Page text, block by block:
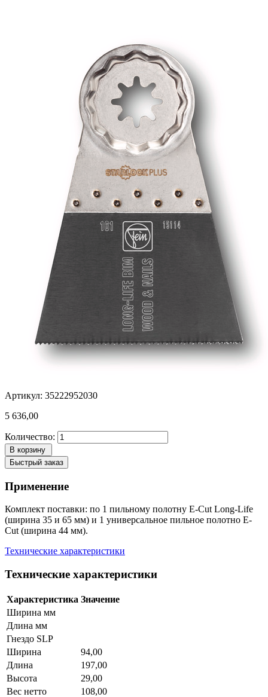
Артикул: 35222952030
5 636,00
Количество:
В корзину
Быстрый заказ
Применение
Комплект поставки: по 1 пильному полотну E-Cut Long-Life
(ширина 35 и 65 мм) и 1 универсальное пильное полотно E-
Cut (ширина 44 мм).
Технические характеристики
Технические характеристики
Характеристика Значение
Ширина мм
Длина мм
Гнездо SLP
Ширина
94,00
Длина
197,00
Высота
29,00
Вес нетто
108,00